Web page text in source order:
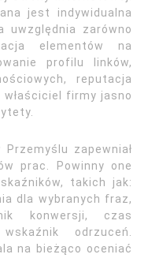
jest indywidualna
uwzględnia zarówno
elementów na
profilu linków,
reputacja
firmy jasno
zapewniał
prac. Powinny one
takich jak:
dla wybranych fraz,
konwersji, czas
odrzuceń.
na bieżąco oceniać